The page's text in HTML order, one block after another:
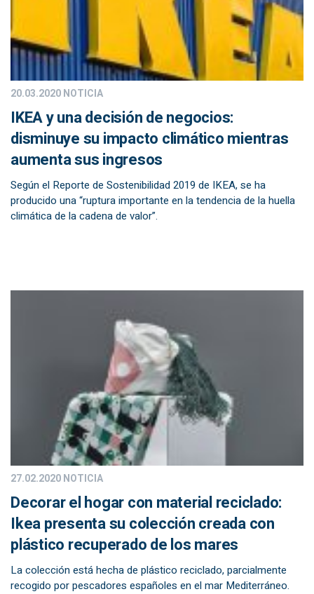
20.03.2020NOTICIA
IKEA y una decisión de negocios:
disminuye su impacto climático mientras
aumenta sus ingresos
Según el Reporte de Sostenibilidad 2019 de IKEA, se ha
producido una “ruptura importante en la tendencia de la huella
climática de la cadena de valor”.
27.02.2020NOTICIA
Decorar el hogar con material reciclado:
Ikea presenta su colección creada con
plástico recuperado de los mares
La colección está hecha de plástico reciclado, parcialmente
recogido por pescadores españoles en el mar Mediterráneo.